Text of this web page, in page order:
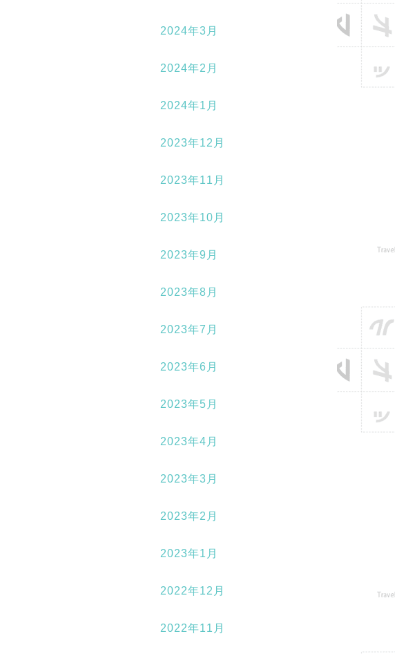
2024年3月
2024年2月
2024年1月
2023年12月
2023年11月
2023年10月
2023年9月
2023年8月
2023年7月
2023年6月
2023年5月
2023年4月
2023年3月
2023年2月
2023年1月
2022年12月
2022年11月